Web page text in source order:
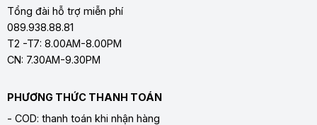
Tổng đài hỗ trợ miễn phí
089.938.88.81
T2 -T7: 8.00AM-8.00PM
CN: 7.30AM-9.30PM
PHƯƠNG THỨC THANH TOÁN
- COD: thanh toán khi nhận hàng